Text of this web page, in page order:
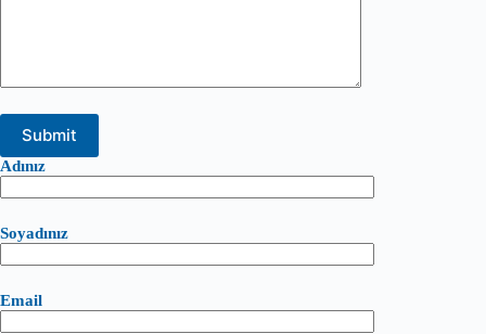
Adınız
Soyadınız
Email